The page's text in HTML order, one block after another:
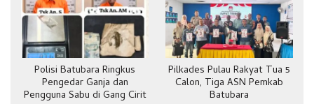
Polisi Batubara Ringkus
Pengedar Ganja dan
Pengguna Sabu di Gang Cirit
Pilkades Pulau Rakyat Tua 5
Calon, Tiga ASN Pemkab
Batubara